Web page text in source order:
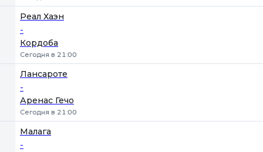
Реал Хаэн
-
Кордоба
Сегодня в 21:00
Лансароте
-
Аренас Гечо
Сегодня в 21:00
Малага
-